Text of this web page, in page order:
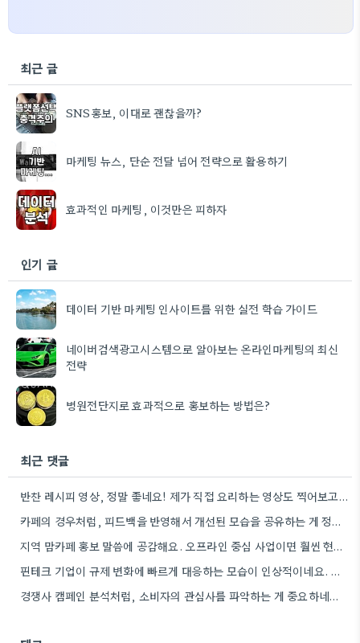
최근 글
SNS홍보, 이대로 괜찮을까?
마케팅 뉴스, 단순 전달 넘어 전략으로 활용하기
효과적인 마케팅, 이것만은 피하자
인기 글
데이터 기반 마케팅 인사이트를 위한 실전 학습 가이드
네이버검색광고시스템으로 알아보는 온라인마케팅의 최신
전략
병원전단지로 효과적으로 홍보하는 방법은?
최근 댓글
반찬 레시피 영상, 정말 좋네요! 제가 직접 요리하는 영상도 찍어보고 싶은 마음이 생기네요.
카페의 경우처럼, 피드백을 반영해서 개선된 모습을 공유하는 게 정말 중요하네요. 특히 제가 자주 사용하는 앱의…
지역 맘카페 홍보 말씀에 공감해요. 오프라인 중심 사업이면 훨씬 현실적인 방법인 것 같아요.
핀테크 기업이 규제 변화에 빠르게 대응하는 모습이 인상적이네요. 실제 비즈니스에 적용하기 위한 구체적인 방법론을 제시하는…
경쟁사 캠페인 분석처럼, 소비자의 관심사를 파악하는 게 중요하네요. 친환경 트렌드를 놓치지 않아서 좋네요.